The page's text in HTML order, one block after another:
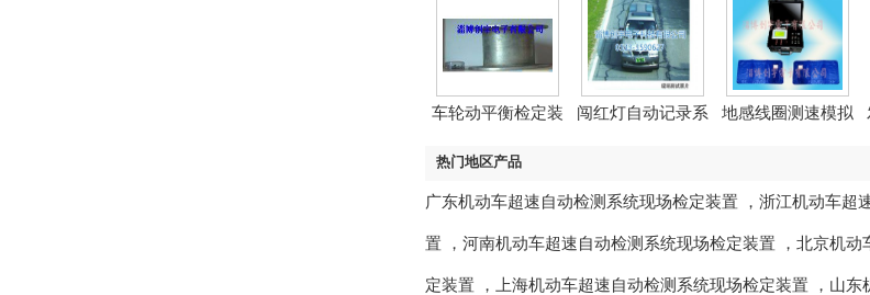
车轮动平衡检定装
闯红灯自动记录系
地感线圈测速模拟
热门地区产品
广东机动车超速自动检测系统现场检定装置 ， 浙江机动车超
置 ， 河南机动车超速自动检测系统现场检定装置 ， 北京机动
定装置 ， 上海机动车超速自动检测系统现场检定装置 ， 山东